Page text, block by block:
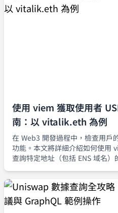
使用 viem 獲取使用者
南：以 vitalik.eth 為例
在 Web3 開發過程中，檢查用戶
功能。本文將詳細介紹如何使用
查詢特定地址（包括 ENS 域名